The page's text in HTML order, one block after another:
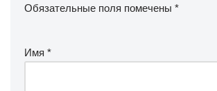
Обязательные поля помечены *
Имя *